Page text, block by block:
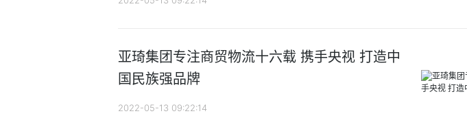
亚琦集团专注商贸物流十六载 携手央视 打造中
国民族强品牌
2022-05-13 09:22:14